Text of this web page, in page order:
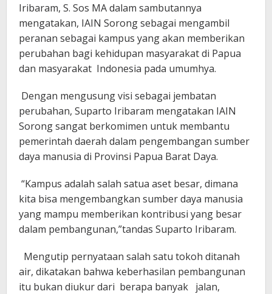
Iribaram, S. Sos MA dalam sambutannya
mengatakan, IAIN Sorong sebagai mengambil
peranan sebagai kampus yang akan memberikan
perubahan bagi kehidupan masyarakat di Papua
dan masyarakat Indonesia pada umumhya.
Dengan mengusung visi sebagai jembatan
perubahan, Suparto Iribaram mengatakan IAIN
Sorong sangat berkomimen untuk membantu
pemerintah daerah dalam pengembangan sumber
daya manusia di Provinsi Papua Barat Daya.
“Kampus adalah salah satua aset besar, dimana
kita bisa mengembangkan sumber daya manusia
yang mampu memberikan kontribusi yang besar
dalam pembangunan,”tandas Suparto Iribaram.
Mengutip pernyataan salah satu tokoh ditanah
air, dikatakan bahwa keberhasilan pembangunan
itu bukan diukur dari berapa banyak jalan,